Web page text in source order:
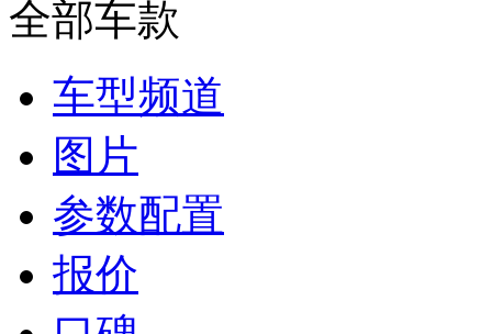
全部车款
车型频道
图片
参数配置
报价